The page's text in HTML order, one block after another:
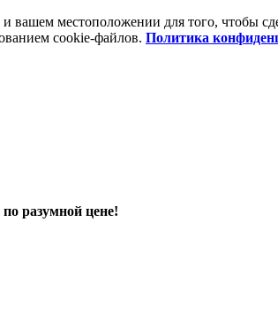
вашем местоположении для того, чтобы
cookie-файлов. Политика
по разумной цене!